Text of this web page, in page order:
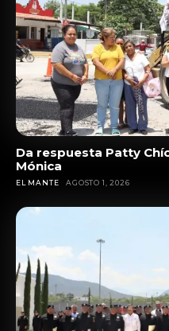
Da respuesta Patty
Mónica
EL MANTE AGOSTO 1, 2026